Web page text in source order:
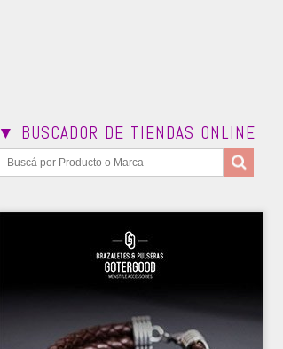
▼ BUSCADOR DE TIENDAS ONLINE